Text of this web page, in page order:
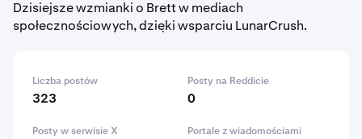
Dzisiejsze wzmianki o Brett w mediach
społecznościowych, dzięki wsparciu LunarCrush.
Liczba postów
323
Posty na Reddicie
0
Posty w serwisie X Portale z wiadomościami